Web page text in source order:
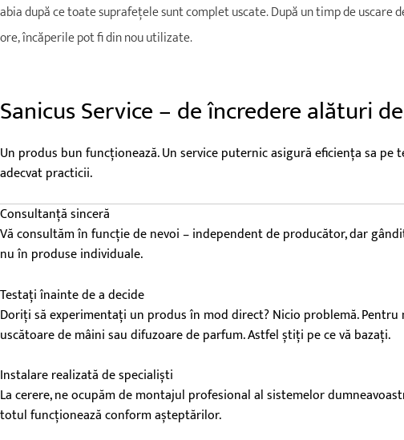
abia după ce toate suprafețele sunt complet uscate. După un timp de uscare
ore, încăperile pot fi din nou utilizate.
Sanicus Service – de încredere alături
Un produs bun funcționează. Un service puternic asigură eficiența sa pe
adecvat practicii.
Consultanță sinceră
Vă consultăm în funcție de nevoi – independent de producător, dar
nu în produse individuale.
Testați înainte de a decide
Doriți să experimentați un produs în mod direct? Nicio problemă.
uscătoare de mâini sau difuzoare de parfum. Astfel știți pe ce vă bazați.
Instalare realizată de specialiști
La cerere, ne ocupăm de montajul profesional al sistemelor
totul funcționează conform așteptărilor.